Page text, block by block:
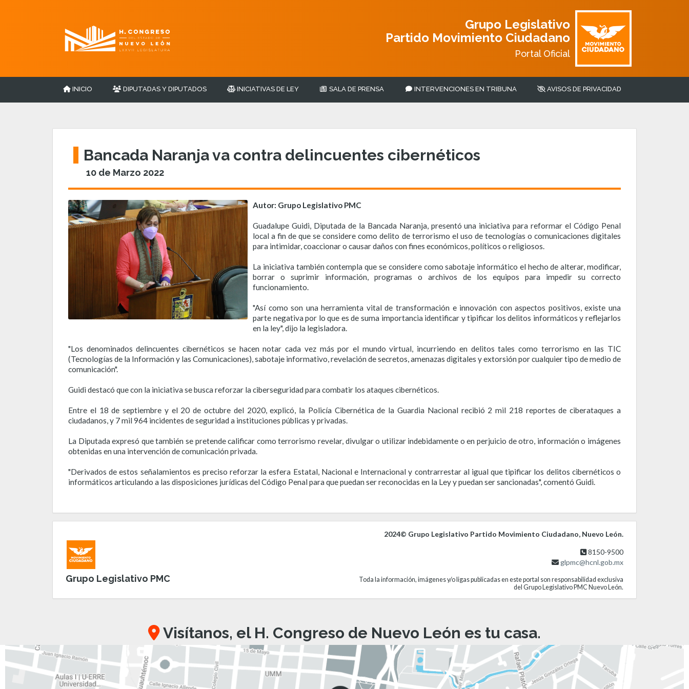
Grupo Legislativo
Partido Movimiento Ciudadano
Portal Oficial
INICIO DIPUTADAS Y DIPUTADOS INICIATIVAS DE LEY SALA DE PRENSA INTERVENCIONES EN TRIBUNA AVISOS DE PRIVACIDAD
Bancada Naranja va contra delincuentes cibernéticos
10 de Marzo 2022
Autor: Grupo Legislativo PMC
Guadalupe Guidi, Diputada de la Bancada Naranja, presentó una iniciativa para reformar el Código Penal
local a fin de que se considere como delito de terrorismo el uso de tecnologías o comunicaciones digitales
para intimidar, coaccionar o causar daños con fines económicos, políticos o religiosos.
La iniciativa también contempla que se considere como sabotaje informático el hecho de alterar, modificar,
borrar o suprimir información, programas o archivos de los equipos para impedir su correcto
funcionamiento.
"Así como son una herramienta vital de transformación e innovación con aspectos positivos, existe una
parte negativa por lo que es de suma importancia identificar y tipificar los delitos informáticos y reflejarlos
en la ley", dijo la legisladora.
"Los denominados delincuentes cibernéticos se hacen notar cada vez más por el mundo virtual, incurriendo en delitos tales como terrorismo en las TIC
(Tecnologías de la Información y las Comunicaciones), sabotaje informativo, revelación de secretos, amenazas digitales y extorsión por cualquier tipo de medio de
comunicación".
Guidi destacó que con la iniciativa se busca reforzar la ciberseguridad para combatir los ataques cibernéticos.
Entre el 18 de septiembre y el 20 de octubre del 2020, explicó, la Policía Cibernética de la Guardia Nacional recibió 2 mil 218 reportes de ciberataques a
ciudadanos, y 7 mil 964 incidentes de seguridad a instituciones públicas y privadas.
La Diputada expresó que también se pretende calificar como terrorismo revelar, divulgar o utilizar indebidamente o en perjuicio de otro, información o imágenes
obtenidas en una intervención de comunicación privada.
"Derivados de estos señalamientos es preciso reforzar la esfera Estatal, Nacional e Internacional y contrarrestar al igual que tipificar los delitos cibernéticos o
informáticos articulando a las disposiciones jurídicas del Código Penal para que puedan ser reconocidas en la Ley y puedan ser sancionadas", comentó Guidi.
Grupo Legislativo PMC
2024© Grupo Legislativo Partido Movimiento Ciudadano, Nuevo León.
8150-9500
glpmc@hcnl.gob.mx
Toda la información, imágenes y/o ligas publicadas en este portal son responsabilidad exclusiva
del Grupo Legislativo PMC Nuevo León.
Visítanos, el H. Congreso de Nuevo León es tu casa.